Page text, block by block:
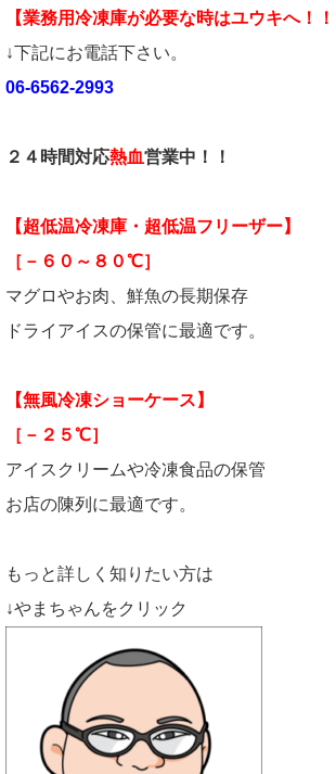
【業務用冷凍庫が必要な時はユウキへ！！
↓下記にお電話下さい。
06-6562-2993
２４時間対応熱血営業中！！
【超低温冷凍庫・超低温フリーザー】
［－６０～８０℃］
マグロやお肉、鮮魚の長期保存
ドライアイスの保管に最適です。
【無風冷凍ショーケース】
［－２５℃］
アイスクリームや冷凍食品の保管
お店の陳列に最適です。
もっと詳しく知りたい方は
↓やまちゃんをクリック